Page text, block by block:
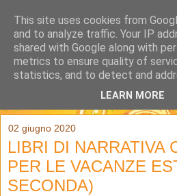
02 giugno 2020
LIBRI DI NARRATIVA
PER LE VACANZE
SECONDA)
This site uses cookies from
and to analyze traffic. Your IP
shared with Google along with
metrics to ensure quality of
statistics, and to detect and
LEARN MORE